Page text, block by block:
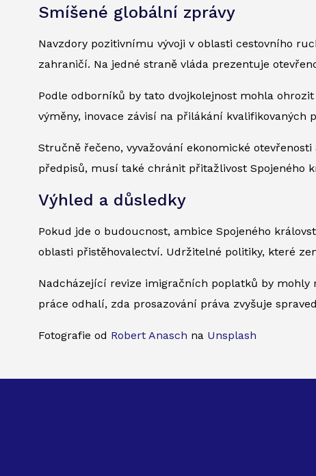
Smíšené globální zprávy
Navzdory pozitivnímu vývoji v oblasti cestovního
zahraničí. Na jedné straně vláda prezentuje
Podle odborníků by tato dvojkolejnost mohla
výměny, inovace závisí na přilákání kvalifikovaných
Stručně řečeno, vyvažování ekonomické
předpisů, musí také chránit přitažlivost Spojeného
Výhled a důsledky
Pokud jde o budoucnost, ambice Spojeného
oblasti přistěhovalectví. Udržitelné politiky, které
Nadcházející revize imigračních poplatků by
práce odhalí, zda prosazování práva zvyšuje
Fotografie od Robert Anasch na Unsplash